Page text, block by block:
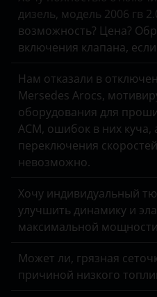
дизель, модель 2006 гв
возможность? Цена?
включения клапана,
Нам отказали в
Mersedes Arocs,
оборудования для
ACM, ошибок в них
переключения
невозможно.
Хочу индивидуальный
улучшить динамику и
максимальной
Может ли, грязная
причиной низкого